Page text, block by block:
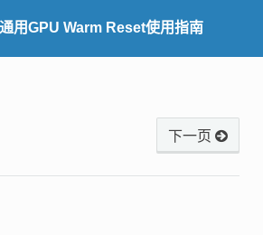
用GPU Warm Reset使用指南
下一页